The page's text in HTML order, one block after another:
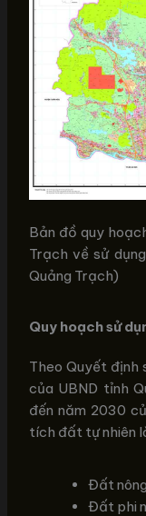
Bản đồ quy
Trạch về sử
Quảng Trạch)
Quy hoạch sử
Theo Quyết định
của UBND tỉnh
đến năm 2030
tích đất tự nhiên
Đất
Đất phi